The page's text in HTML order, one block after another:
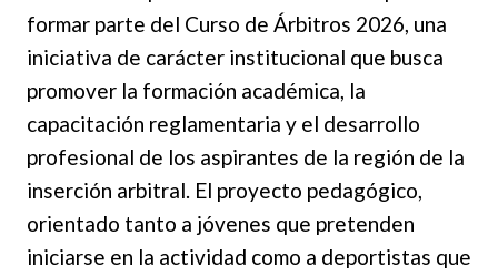
formar parte del Curso de Árbitros 2026, una
iniciativa de carácter institucional que busca
promover la formación académica, la
capacitación reglamentaria y el desarrollo
profesional de los aspirantes de la región de la
inserción arbitral. El proyecto pedagógico,
orientado tanto a jóvenes que pretenden
iniciarse en la actividad como a deportistas que